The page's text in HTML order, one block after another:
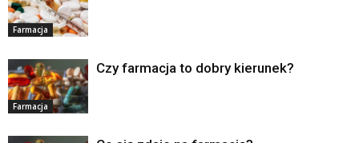
Farmacja
Farmacja
Czy farmacja to dobry kierunek?